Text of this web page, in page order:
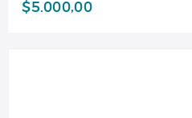
$5.000,00